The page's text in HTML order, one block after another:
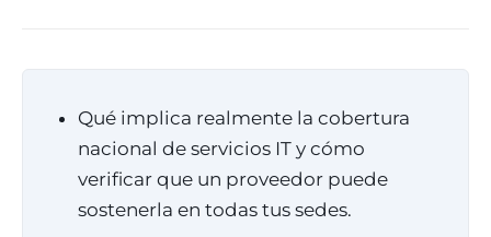
Qué implica realmente la cobertura
nacional de servicios IT y cómo
verificar que un proveedor puede
sostenerla en todas tus sedes.